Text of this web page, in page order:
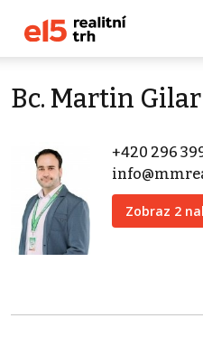
Bc. Martin Gilar
+420 296
Zobraz 2